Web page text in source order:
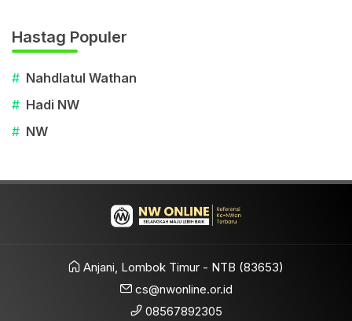
Hastag Populer
# Nahdlatul Wathan
# Hadi NW
# NW
Anjani, Lombok Timur - NTB (83653)
cs@nwonline.or.id
08567892305